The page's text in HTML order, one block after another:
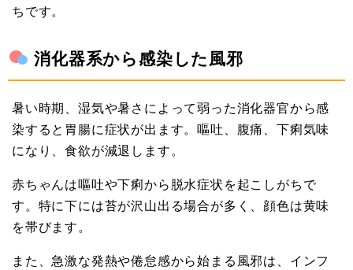
ちです。
消化器系から感染した風邪
暑い時期、湿気や暑さによって弱った消化器官から感
染すると胃腸に症状が出ます。嘔吐、腹痛、下痢気味
になり、食欲が減退します。
赤ちゃんは嘔吐や下痢から脱水症状を起こしがちで
す。特に下には苔が沢山出る場合が多く、顔色は黄味
を帯びます。
また、急激な発熱や倦怠感から始まる風邪は、インフ